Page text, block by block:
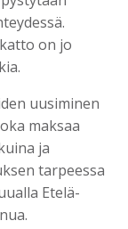
on jo
uusiminen
maksaa
ja
tarpeessa
Etelä-